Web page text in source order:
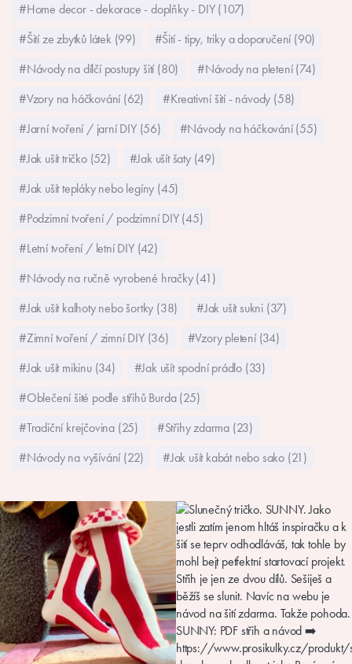
#Home decor - dekorace - doplňky - DIY (107)
#Šití ze zbytků látek (99)
#Šití - tipy, triky a doporučení (90)
#Návody na dílčí postupy šití (80)
#Návody na pletení (74)
#Vzory na háčkování (62)
#Kreativní šití - návody (58)
#Jarní tvoření / jarní DIY (56)
#Návody na háčkování (55)
#Jak ušít tričko (52)
#Jak ušít šaty (49)
#Jak ušít tepláky nebo legíny (45)
#Podzimní tvoření / podzimní DIY (45)
#Letní tvoření / letní DIY (42)
#Návody na ručně vyrobené hračky (41)
#Jak ušít kalhoty nebo šortky (38)
#Jak ušít sukni (37)
#Zimní tvoření / zimní DIY (36)
#Vzory pletení (34)
#Jak ušít mikinu (34)
#Jak ušít spodní prádlo (33)
#Oblečení šité podle střihů Burda (25)
#Tradiční krejčovina (25)
#Střihy zdarma (23)
#Návody na vyšívání (22)
#Jak ušít kabát nebo sako (21)